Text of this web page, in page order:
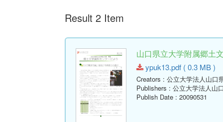
Result 2 Item
山口県立大学附属郷土
ypuk13.pdf ( 0.3 MB )
Creators : 公立大学法人山口
Publishers : 公立大学法人山
Publish Date : 20090531